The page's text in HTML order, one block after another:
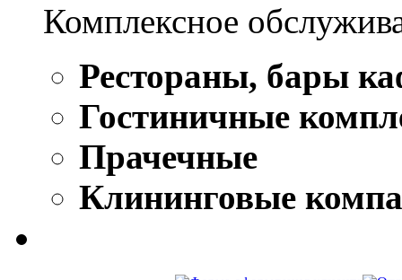
Комплексное
Рестораны, бары
Гостиничные
Прачечные
Клининговые